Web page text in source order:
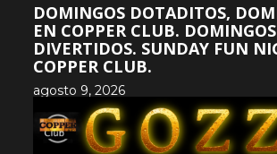
DOMINGOS DOTADITOS,
EN COPPER CLUB. DOMINGOS
DIVERTIDOS. SUNDAY FUN
COPPER CLUB.
agosto 9, 2026